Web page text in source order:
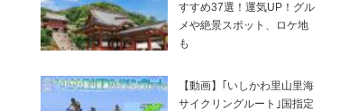
すすめ37選！運気UP！グル
メや絶景スポット、ロケ地
も
【動画】｢いしかわ里山里海
サイクリングルート｣国指定